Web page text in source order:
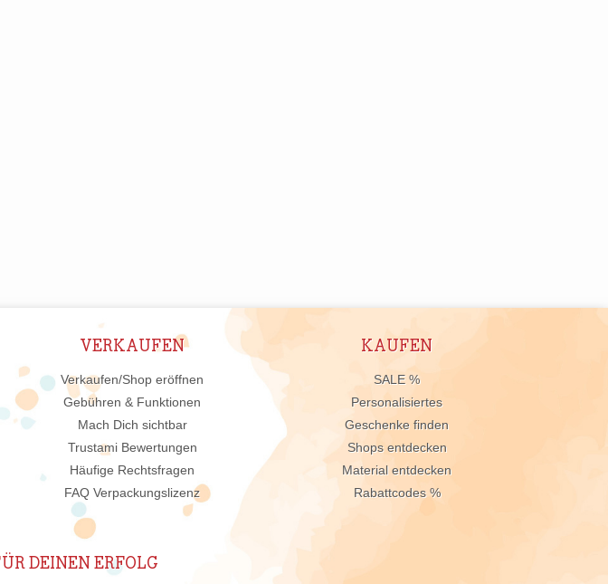
VERKAUFEN
Verkaufen/Shop eröffnen
Gebühren & Funktionen
Mach Dich sichtbar
Trustami Bewertungen
Häufige Rechtsfragen
FAQ Verpackungslizenz
KAUFEN
SALE %
Personalisiertes
Geschenke finden
Shops entdecken
Material entdecken
Rabattcodes %
DEINEN ERFOLG